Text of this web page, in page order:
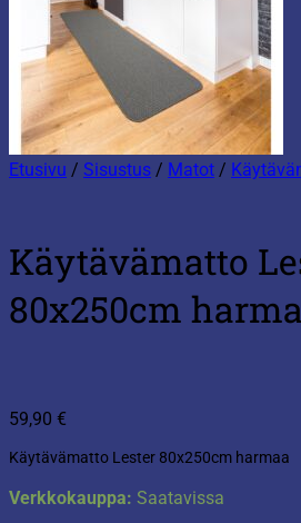
Etusivu / Sisustus / Matot /
Käytävämatto
80x250cm
59,90 €
Käytävämatto Lester 80x250cm harmaa
Verkkokauppa: Saatavissa